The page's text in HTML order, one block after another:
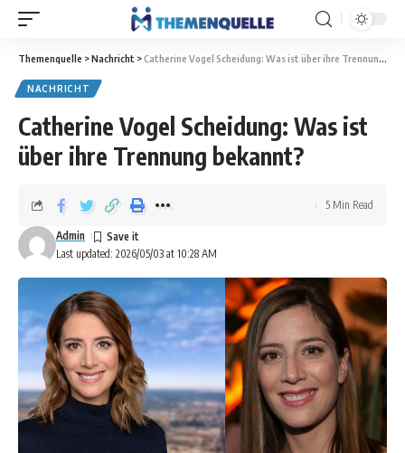
Themenquelle >Nachricht >Catherine Vogel Scheidung: Was ist über ihre Trennung bekannt?
NACHRICHT
Catherine Vogel Scheidung: Was ist
über ihre Trennung bekannt?
Last updated: 2026/05/03 at 10:28 AM
Admin
5 Min Read